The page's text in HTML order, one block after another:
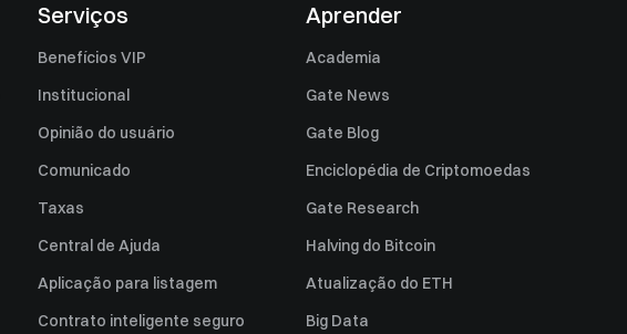
Serviços
Benefícios VIP
Institucional
Opinião do usuário
Comunicado
Taxas
Central de Ajuda
Aplicação para listagem
Contrato inteligente seguro
Aprender
Academia
Gate News
Gate Blog
Enciclopédia de Criptomoedas
Gate Research
Halving do Bitcoin
Atualização do ETH
Big Data